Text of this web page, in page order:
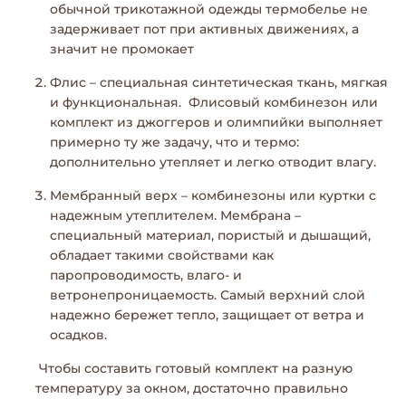
обычной трикотажной одежды термобелье не
задерживает пот при активных движениях, а
значит не промокает
Флис – специальная синтетическая ткань, мягкая
и функциональная. Флисовый комбинезон или
комплект из джоггеров и олимпийки выполняет
примерно ту же задачу, что и термо:
дополнительно утепляет и легко отводит влагу.
Мембранный верх – комбинезоны или куртки с
надежным утеплителем. Мембрана –
специальный материал, пористый и дышащий,
обладает такими свойствами как
паропроводимость, влаго- и
ветронепроницаемость. Самый верхний слой
надежно бережет тепло, защищает от ветра и
осадков.
Чтобы составить готовый комплект на разную
температуру за окном, достаточно правильно